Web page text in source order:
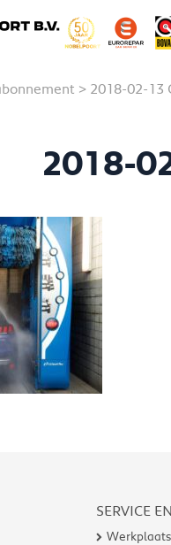
> 2018-02-13
2018-
SERVICE